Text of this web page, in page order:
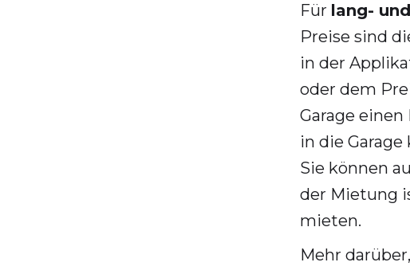
Für lang-
Preise sind
in der
oder dem
Garage
in die
Sie können
der Mietung
mieten.
Mehr